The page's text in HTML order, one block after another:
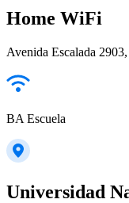
Home WiFi
Avenida Escalada
BA Escuela
Universidad